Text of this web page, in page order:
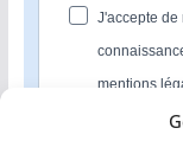
J'accepte de
mentions
moment en